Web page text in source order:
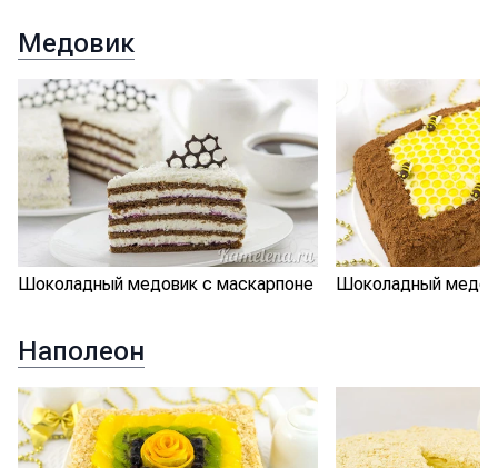
Медовик
Шоколадный медовик с маскарпоне Шоколадный
Наполеон